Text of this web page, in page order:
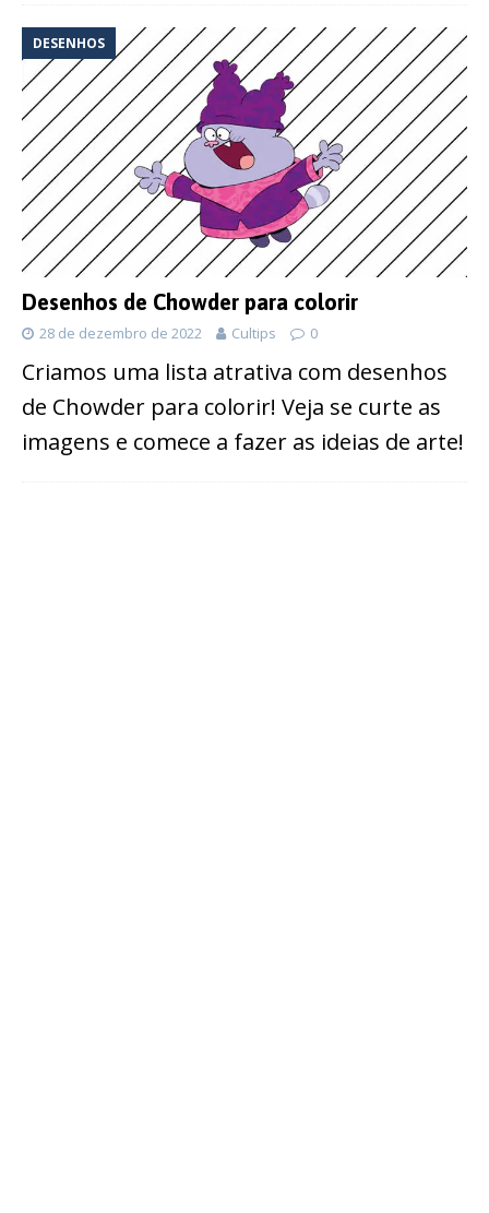
DESENHOS
Desenhos de Chowder para colorir
28 de dezembro de 2022 Cultips 0
Criamos uma lista atrativa com desenhos
de Chowder para colorir! Veja se curte as
imagens e comece a fazer as ideias de arte!